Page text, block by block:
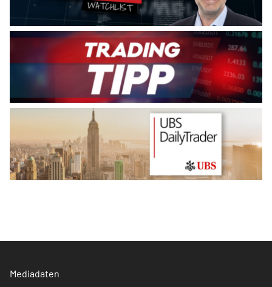
Mediadaten